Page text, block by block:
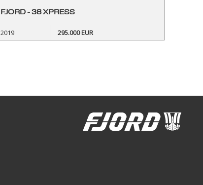
FJORD - 38 XPRESS
2019 295.000 EUR